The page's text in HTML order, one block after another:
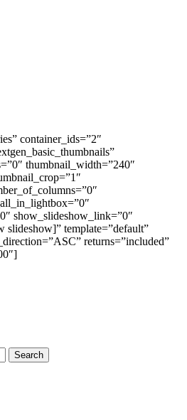
container_ids=”2″
thumbnail_width=”240″
show_slideshow_link=”0″
slideshow]” template=”default”
returns=”included”